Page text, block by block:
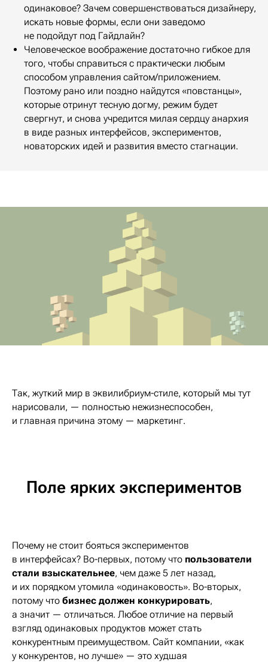
одинаковое? Зачем совершенствоваться дизайнеру,
искать новые формы, если они заведомо
не подойдут под Гайдлайн?
Человеческое воображение достаточно гибкое для
того, чтобы справиться с практически любым
способом управления сайтом/приложением.
Поэтому рано или поздно найдутся «повстанцы»,
которые отринут тесную догму, режим будет
свергнут, и снова учредится милая сердцу анархия
в виде разных интерфейсов, экспериментов,
новаторских идей и развития вместо стагнации.
Так, жуткий мир в эквилибриум-стиле, который мы тут
нарисовали, — полностью нежизнеспособен,
и главная причина этому — маркетинг.
Поле ярких экспериментов
Почему не стоит бояться экспериментов
в интерфейсах? Во-первых, потому что пользователи
стали взыскательнее, чем даже 5 лет назад,
и их порядком утомила «одинаковость». Во-вторых,
потому что бизнес должен конкурировать,
а значит — отличаться. Любое отличие на первый
взгляд одинаковых продуктов может стать
конкурентным преимуществом. Сайт компании, «как
у конкурентов, но лучше» — это худшая